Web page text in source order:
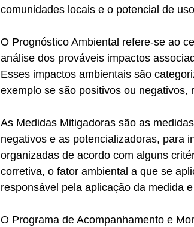
comunidades locais e o potencial de
O Prognóstico Ambiental refere-se ao
análise dos prováveis impactos
Esses impactos ambientais são
exemplo se são positivos ou negativos,
As Medidas Mitigadoras são as
negativos e as potencializadoras, para
organizadas de acordo com alguns
corretiva, o fator ambiental a que se
responsável pela aplicação da medida
O Programa de Acompanhamento e